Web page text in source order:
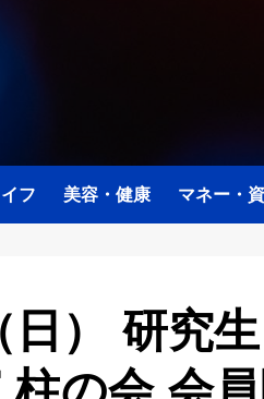
フ 美容・健康 マネー・
） 研究